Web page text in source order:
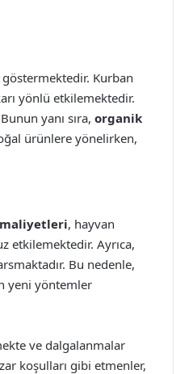
Kurban
yönlü etkilemektedir.
yanı sıra, organik
ürünlere yönelirken,
, hayvan
etkilemektedir. Ayrıca,
Bu nedenle,
yeni yöntemler
ve dalgalanmalar
koşulları gibi etmenler,